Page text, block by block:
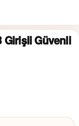
Girişli Güvenli